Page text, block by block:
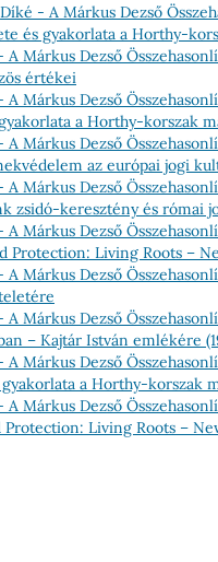
Díké - A Márkus Dezső
és gyakorlata a Horthy-
A Márkus Dezső
értékei
A Márkus Dezső
a Horthy-korszak
A Márkus Dezső
az európai jogi
A Márkus Dezső
zsidó-keresztény és római
A Márkus Dezső
Protection: Living Roots –
A Márkus Dezső
A Márkus Dezső
– Kajtár István emlékére
A Márkus Dezső
a Horthy-korszak
A Márkus Dezső
Protection: Living Roots –